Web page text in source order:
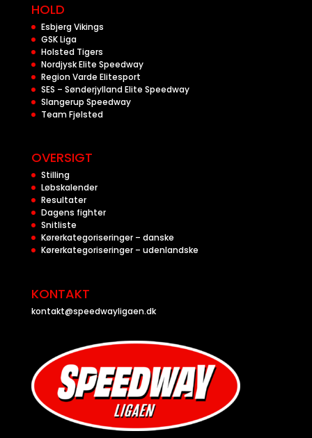
HOLD
Esbjerg Vikings
GSK Liga
Holsted Tigers
Nordjysk Elite Speedway
Region Varde Elitesport
SES – Sønderjylland Elite Speedway
Slangerup Speedway
Team Fjelsted
OVERSIGT
Stilling
Løbskalender
Resultater
Dagens fighter
Snitliste
Kørerkategoriseringer – danske
Kørerkategoriseringer – udenlandske
KONTAKT
kontakt@speedwayligaen.dk